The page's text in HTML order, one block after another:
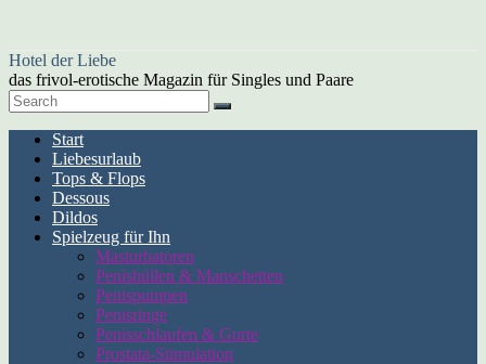
Hotel der Liebe
das frivol-erotische Magazin für Singles und Paare
Start
Liebesurlaub
Tops & Flops
Dessous
Dildos
Spielzeug für Ihn
Masturbatoren
Penishüllen & Manschetten
Penispumpen
Penisringe
Penisschlaufen & Gurte
Prostata-Stimulation